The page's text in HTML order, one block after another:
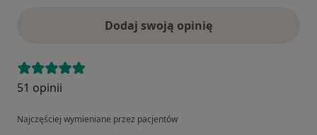
Dodaj swoją opinię
51 opinii
Najczęściej wymieniane przez pacjentów